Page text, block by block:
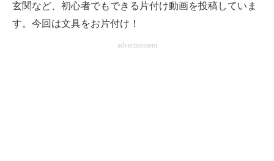
製造業のIT導入・活用を支援
玄関など、初心者でもできる片付け動画を投稿していま
す。今回は文具をお片付け！
advertisement